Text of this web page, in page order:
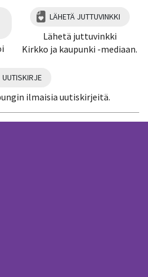
LÄHETÄ JUTTUVINKKI
Lähetä juttuvinkki
Kirkko ja kaupunki -mediaan.
UUTISKIRJE
ilmaisia uutiskirjeitä.